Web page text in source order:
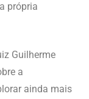
própria
Guilherme
a
ainda mais